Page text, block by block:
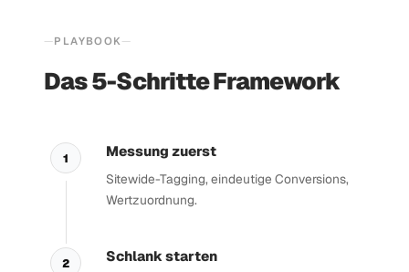
PLAYBOOK
Das 5-Schritte Framework
1 Messung zuerst
Sitewide-Tagging, eindeutige Conversions,
Wertzuordnung.
2 Schlank starten